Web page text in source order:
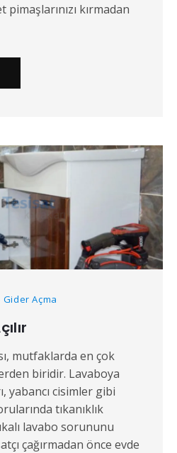
kırmadan
Açma
mutfaklarda en çok
biridir. Lavaboya
yabancı cisimler gibi
tıkanıklık
lavabo sorununu
çağırmadan önce evde